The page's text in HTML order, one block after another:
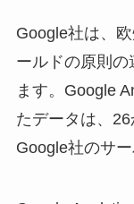
Google社は、
ールドの原則
ます。Google
たデータは、
Google社のサ